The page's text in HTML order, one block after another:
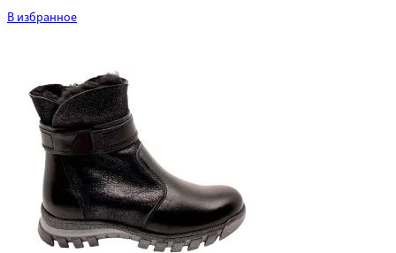
В избранное